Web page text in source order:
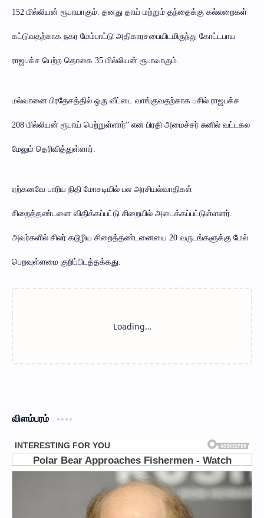
152 மில்லியன் ரூபாயாகும். தனது தாய் மற்றும் தந்தைக்கு கல்லறைகள்
கட்டுவதற்காக நகர மேம்பாட்டு அதிகாரசபையிடமிருந்து கோட்டபாய
ராஜபக்ச பெற்ற தொகை 35 மில்லியன் ரூபாவாகும்.
மல்வானை பிரதேசத்தில் ஒரு வீட்டை வாங்குவதற்காக பசில் ராஜபக்ச
208 மில்லியன் ரூபாய் பெற்றுள்ளார்” என பிரதி அமைச்சர் சுனில் வட்டகல
மேலும் தெரிவித்துள்ளார்.
ஏற்கனவே பாரிய நிதி மோசடியில் பல அரசியல்வாதிகள்
சிறைத்தண்டனை விதிக்கப்பட்டு சிறையில் அடைக்கப்பட்டுள்ளனர்.
அவர்களில் சிலர் கடூழிய சிறைத்தண்டனையை 20 வருடங்களுக்கு மேல்
பெறவுள்ளமை குறிப்பிடத்தக்கது.
விளம்பரம்